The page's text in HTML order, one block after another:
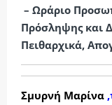
– Ωράριο
Πρόσληψης και
Πειθαρχικά,
Σμυρνή Μαρίνα